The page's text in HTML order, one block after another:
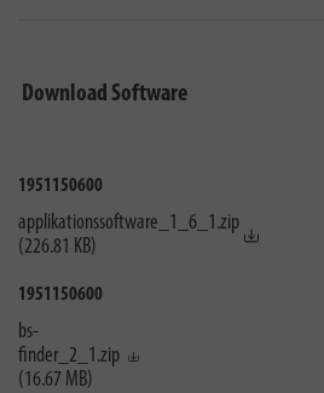
Download Software
1951150600
applikationssoftware_1_6_1.zip
(226.81 KB)
1951150600
bs-
finder_2_1.zip
(16.67 MB)